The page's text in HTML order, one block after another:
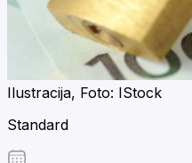
Ilustracija, Foto: IStock
Standard